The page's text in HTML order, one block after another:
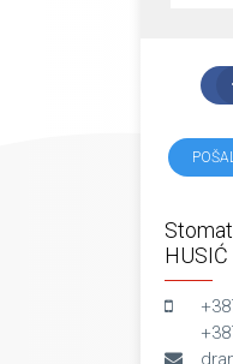
HUSIĆ